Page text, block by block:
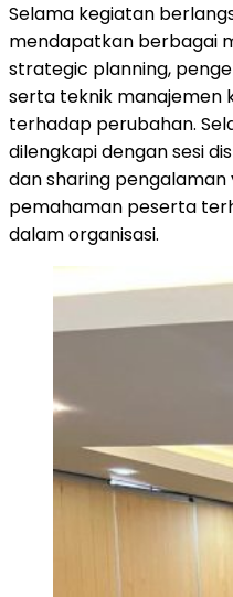
Selama kegiatan
mendapatkan berbagai
strategic planning,
serta teknik manajemen
terhadap perubahan.
dilengkapi dengan sesi
dan sharing
pemahaman peserta
dalam organisasi.